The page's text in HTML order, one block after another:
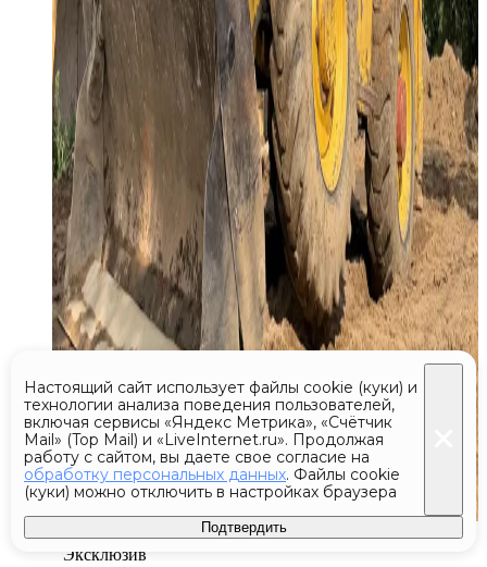
Сегодня 19:26
Эксклюзив
Настоящий сайт использует файлы cookie (куки) и
технологии анализа поведения пользователей,
включая сервисы «Яндекс Метрика», «Счётчик
Mail» (Top Mail) и «LiveInternet.ru». Продолжая
работу с сайтом, вы даете свое согласие на
обработку персональных данных. Файлы cookie
(куки) можно отключить в настройках браузера
Подтвердить